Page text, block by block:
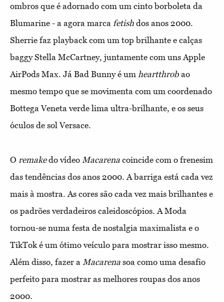
ombros que é adornado com um cinto borboleta da
Blumarine - a agora marca fetish dos anos 2000.
Sherrie faz playback com um top brilhante e calças
baggy Stella McCartney, juntamente com uns Apple
AirPods Max. Já Bad Bunny é um heartthrob ao
mesmo tempo que se movimenta com um coordenado
Bottega Veneta verde lima ultra-brilhante, e os seus
óculos de sol Versace.
O remakedo vídeo Macarena coincide com o frenesim
das tendências dos anos 2000. A barriga está cada vez
mais à mostra. As cores são cada vez mais brilhantes e
os padrões verdadeiros caleidoscópios. A Moda
tornou-se numa festa de nostalgia maximalista e o
TikTok é um ótimo veículo para mostrar isso mesmo.
Além disso, fazer a Macarena soa como uma desafio
perfeito para mostrar as melhores roupas dos anos
2000.